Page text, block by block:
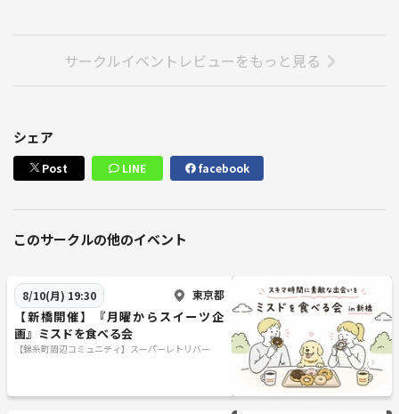
サークルイベントレビューをもっと見る
シェア
Post LINE facebook
このサークルの他のイベント
8/10(月) 19:30 東京都
【新橋開催】『月曜からスイーツ企
画』ミスドを食べる会
【錦糸町周辺コミュニティ】スーパーレトリバー